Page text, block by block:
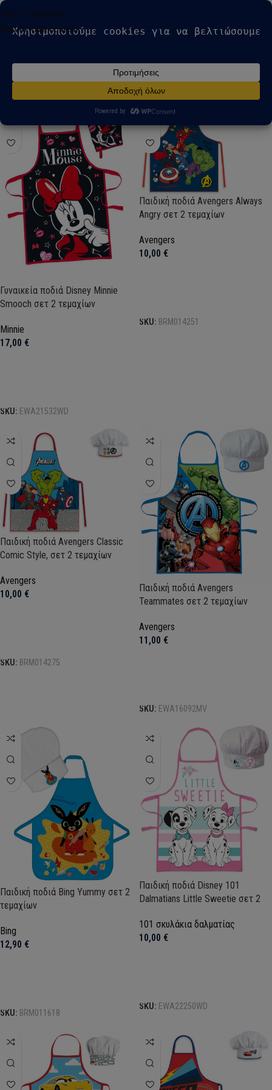
Skip to navigation
Skip to main content
Γυναικεία ποδιά Disney Minnie
Smooch σετ 2 τεμαχίων
Minnie
17,00 €
SKU: EWA21532WD
Παιδική ποδιά Avengers Always
Angry σετ 2 τεμαχίων
Avengers
10,00 €
SKU: BRM014251
Παιδική ποδιά Avengers Classic
Comic Style, σετ 2 τεμαχίων
Avengers
10,00 €
SKU: BRM014275
Παιδική ποδιά Avengers
Teammates σετ 2 τεμαχίων
Avengers
11,00 €
SKU: EWA16092MV
Παιδική ποδιά Bing Yummy σετ 2
τεμαχίων
Bing
12,90 €
SKU: BRM011618
Παιδική ποδιά Disney 101
Dalmatians Little Sweetie σετ 2
101 σκυλάκια δαλματίας
10,00 €
SKU: EWA22250WD
modal-check